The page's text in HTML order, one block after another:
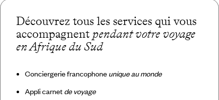
Découvrez tous les services qui vous
accompagnent pendant votre voyage
en Afrique du Sud
Conciergerie francophone unique au monde
Appli carnet de voyage